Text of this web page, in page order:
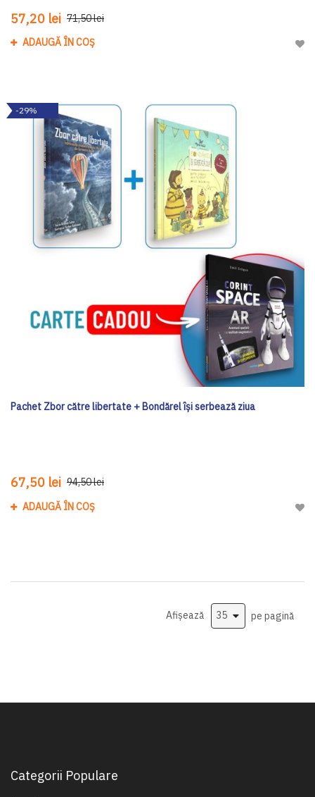
57,20 lei 71,50 lei
ADAUGĂ ÎN COȘ
-29%
Pachet Zbor către libertate + Bondărel își serbează ziua
67,50 lei 94,50 lei
ADAUGĂ ÎN COȘ
Afișează pe pagină
Categorii Populare